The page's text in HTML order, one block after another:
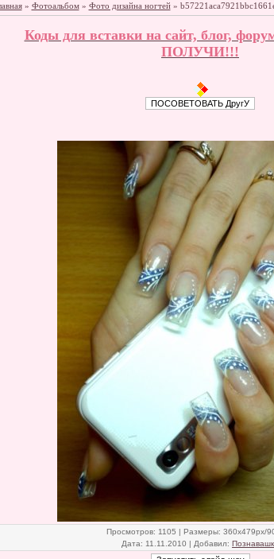
» Фотоальбом» Фото дизайна ногтей»
Коды для вставки на сайт, блог,
ПОЛУЧИ!!!
Просмотров: 1105 | Размеры: 360x479px/
Дата: 11.11.2010 | Добавил: